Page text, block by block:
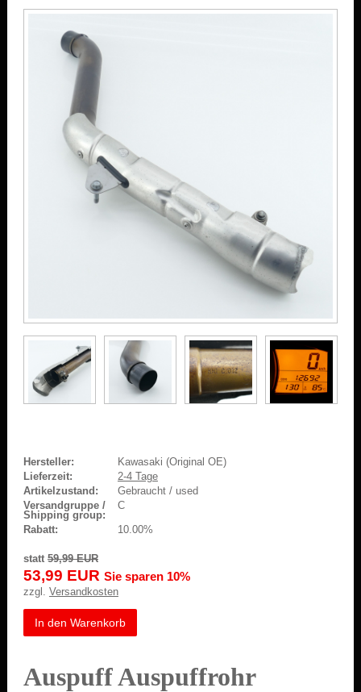
Hersteller:
Kawasaki (Original OE)
Lieferzeit:
2-4 Tage
Artikelzustand:
Gebraucht / used
Versandgruppe /
Shipping group:
C
Rabatt:
10.00%
statt 59,99 EUR
53,99 EUR Sie sparen 10%
zzgl. Versandkosten
In den Warenkorb
Auspuff Auspuffrohr